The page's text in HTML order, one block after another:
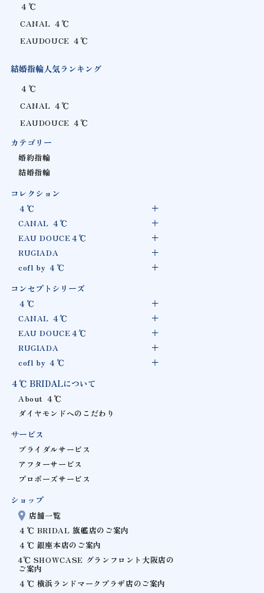
４℃
CANAL ４℃
EAUDOUCE ４℃
結婚指輪人気ランキング
４℃
CANAL ４℃
EAUDOUCE ４℃
カテゴリー
婚約指輪
結婚指輪
コレクション
４℃
CANAL ４℃
EAU DOUCE４℃
RUGIADA
cofl by ４℃
コンセプトシリーズ
４℃
CANAL ４℃
EAU DOUCE４℃
RUGIADA
cofl by ４℃
４℃ BRIDALについて
About ４℃
ダイヤモンドへのこだわり
サービス
ブライダルサービス
アフターサービス
プロポーズサービス
ショップ
店舗一覧
４℃ BRIDAL 旗艦店のご案内
４℃ 銀座本店のご案内
4℃ SHOWCASE グランフロント大阪店の
ご案内
４℃ 横浜ランドマークプラザ店のご案内